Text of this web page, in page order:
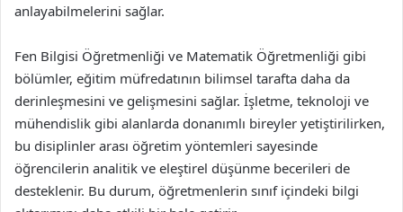
anlayabilmelerini sağlar.
Fen Bilgisi Öğretmenliği ve Matematik Öğretmenliği gibi
bölümler, eğitim müfredatının bilimsel tarafta daha da
derinleşmesini ve gelişmesini sağlar. İşletme, teknoloji ve
mühendislik gibi alanlarda donanımlı bireyler yetiştirilirken,
bu disiplinler arası öğretim yöntemleri sayesinde
öğrencilerin analitik ve eleştirel düşünme becerileri de
desteklenir. Bu durum, öğretmenlerin sınıf içindeki bilgi